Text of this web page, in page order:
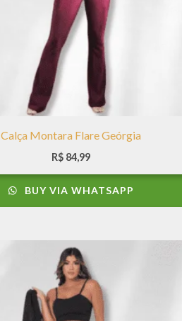
Calça Montara Flare Geórgia
R$ 84,99
BUY VIA WHATSAPP